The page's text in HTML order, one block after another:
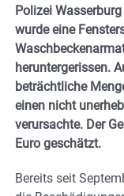
Polizei
wurde eine
heruntergerissen.
beträchtliche
einen nicht
verursachte. Der
Euro geschätzt.
Bereits seit